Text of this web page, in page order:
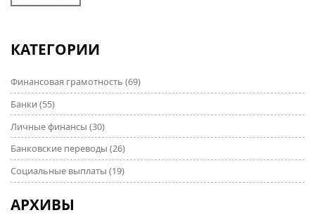
КАТЕГОРИИ
Финансовая грамотность (69)
Банки (55)
Личные финансы (30)
Банковские переводы (26)
Социальные выплаты (19)
АРХИВЫ